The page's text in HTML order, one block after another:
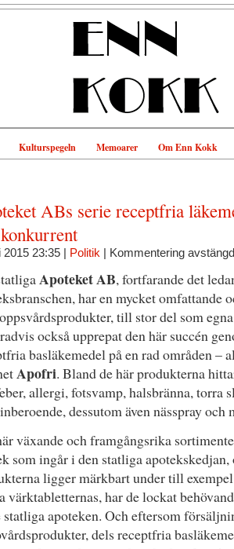
Kulturspegeln Memoarer Om Enn Kokk
ABs serie receptfria
2015 23:35 | Politik | Kommentering avstängd
Apoteket AB, fortfarande det
har en mycket
till stor del som
också upprepat den här succén
basläkemedel på en rad områden –
Apofri. Bland de här produkterna
allergi, fotsvamp, halsbränna, torra
dessutom även nässpray och
växande och framgångsrika
som ingår i den statliga
ligger märkbart under till
värktabletternas, har de lockat
statliga apoteken. Och eftersom
dels receptfria